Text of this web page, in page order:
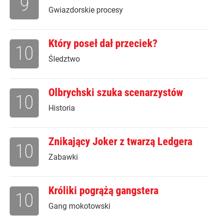
Gwiazdorskie procesy
Który poseł dał przeciek?
Śledztwo
10
Olbrychski szuka scenarzystów
Historia
10
Znikający Joker z twarzą Ledgera
Zabawki
10
Króliki pogrążą gangstera
Gang mokotowski
10